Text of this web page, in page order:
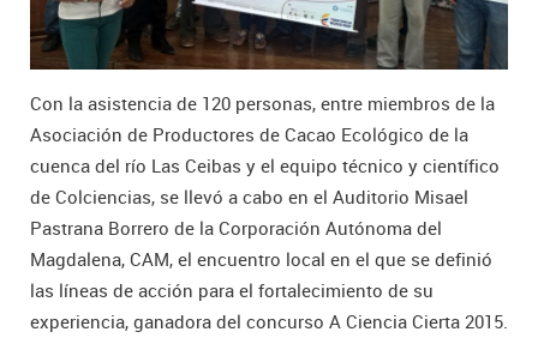
Con la asistencia de 120 personas, entre miembros de la
Asociación de Productores de Cacao Ecológico de la
cuenca del río Las Ceibas y el equipo técnico y científico
de Colciencias, se llevó a cabo en el Auditorio Misael
Pastrana Borrero de la Corporación Autónoma del
Magdalena, CAM, el encuentro local en el que se definió
las líneas de acción para el fortalecimiento de su
experiencia, ganadora del concurso A Ciencia Cierta 2015.